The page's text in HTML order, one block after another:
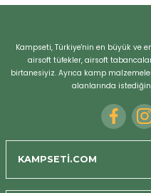
Kampseti, Türkiye'nin en büyük ve
airsoft tüfekler, airsoft
birtanesiyiz. Ayrıca kamp
alanlarında
KAMPSETİ.COM